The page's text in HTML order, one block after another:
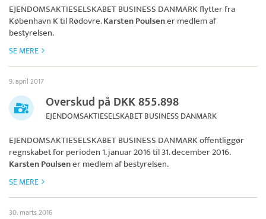
EJENDOMSAKTIESELSKABET BUSINESS DANMARKflytter fra
København K til Rødovre.Karsten Poulsener medlem af
bestyrelsen.
SE MERE
9. april 2017
Overskud på DKK 855.898
EJENDOMSAKTIESELSKABET BUSINESS DANMARK
EJENDOMSAKTIESELSKABET BUSINESS DANMARKoffentliggør
regnskabet for perioden 1. januar 2016 til 31. december 2016.
Karsten Poulsener medlem af bestyrelsen.
SE MERE
30. marts 2016